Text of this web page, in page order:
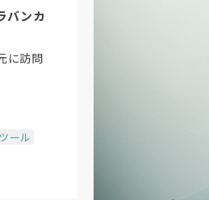
バンカ
に訪問
ール